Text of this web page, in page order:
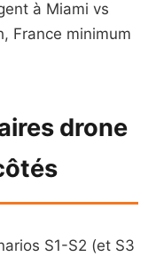
à Miami vs
France minimum
drone
S1-S2 (et S3